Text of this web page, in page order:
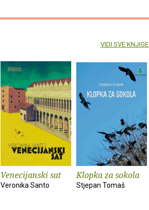
Venecijanski sat
Veronika Santo
Klopka za sokola
Stjepan Tomaš
VIDI SVE KNJIGE